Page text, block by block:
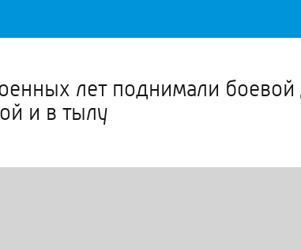
лет поднимали
и в тылу